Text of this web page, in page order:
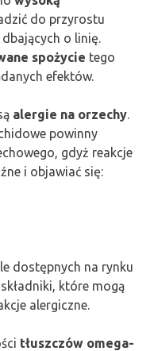
do przyrostu
dbających o linię.
spożycie tego
efektów.
alergie na orzechy.
powinny
gdyż reakcje
i objawiać się:
dostępnych na rynku
które mogą
alergiczne.
tłuszczów omega-